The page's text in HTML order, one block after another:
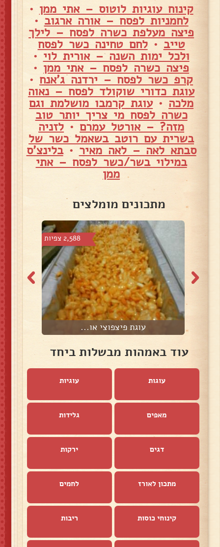
קינוח עוגיות לוטוס – אתי ממן •
לחמניות לפסח – אורה ארגוב •
פיצה מעלפת כשרה לפסח – לילך
טייב •לחם טחינה כשר לפסח
ולכל ימות השנה – אורית לוי •
פיצה כשרה לפסח – אתי ממן •
קרפ כשר לפסח – ירדנה ג'אנח •
עוגת כדורי שוקולד לפסח – נאוה
מלכה •עוגת קרמבו מושלמת וגם
כשרה לפסח מי צריך יותר טוב
מזה? – אורטל עמרם • לזניה
בשרית עם רוטב בשאמל כשר של
סבתא לאה – לאה מאיר •בלינצ'ס
במילוי בשר/כשר לפסח – אתי
ממן
מתכונים מומלצים
2,588 צפיות
עוגת פיצפוצי או...
עוד באמהות מבשלות ביחד
עוגות עוגיות
מאפים גלידות
דגים ירקות
מתכון לאורז לחמים
קינוחי כוסות ריבות